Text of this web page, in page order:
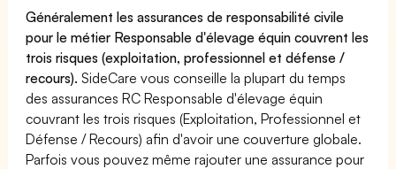
Généralement les assurances de responsabilité civile
pour le métier Responsable d'élevage équin couvrent les
trois risques (exploitation, professionnel et défense /
recours). SideCare vous conseille la plupart du temps
des assurances RC Responsable d'élevage équin
couvrant les trois risques (Exploitation, Professionnel et
Défense / Recours) afin d'avoir une couverture globale.
Parfois vous pouvez même rajouter une assurance pour